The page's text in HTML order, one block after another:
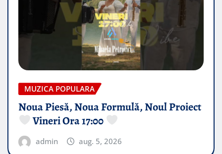
MUZICA POPULARA
Noua Piesă, Noua Formulă, Noul Proiect
Vineri Ora 17:00
admin aug. 5, 2026